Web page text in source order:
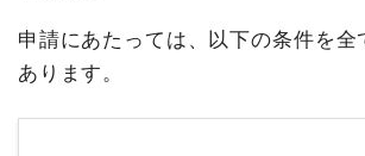
申請にあたっては、以下の条件を全
あります。